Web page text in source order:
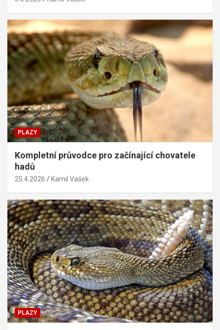
PLAZY
Kompletní průvodce pro začínající chovatele
hadů
25.4.2026 Kamil Vašek
PLAZY